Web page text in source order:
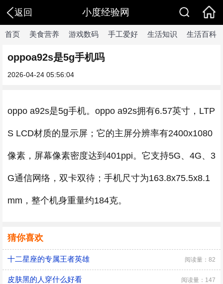
返回 小度经验网
首页 美食营养 游戏数码 手工爱好 生活知识 生活百科
oppoa92s是5g手机吗
2026-04-24 05:56:04
oppo a92s是5g手机。oppo a92s拥有6.57英寸，LTP
S LCD材质的显示屏；它的主屏分辨率有2400x1080
像素，屏幕像素密度达到401ppi。它支持5G、4G、3
G通信网络，双卡双待；手机尺寸为163.8x75.5x8.1
mm，整个机身重量约184克。
猜你喜欢
十二星座的专属王者英雄 阅读量：82
皮肤黑的人穿什么好看 阅读量：147